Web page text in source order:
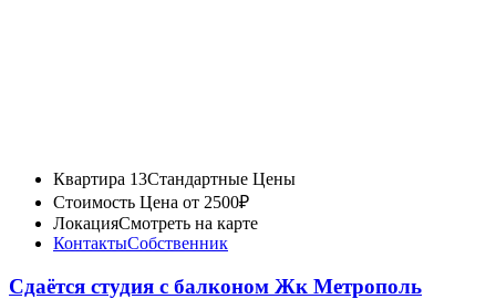
Квартира 13Стандартные Цены
Стоимость Цена от 2500₽
ЛокацияСмотреть на карте
КонтактыСобственник
Сдаётся студия с балконом Жк Метрополь